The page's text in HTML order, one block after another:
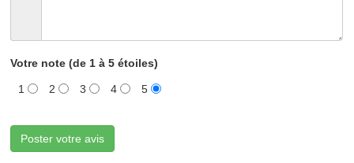
Votre note (de 1 à 5 étoiles)
1 2 3 4 5
Poster votre avis